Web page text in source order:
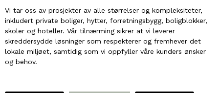
Vi tar oss av prosjekter av alle størrelser og kompleksiteter,
inkludert private boliger, hytter, forretningsbygg, boligblokker,
skoler og hoteller. Vår tilnærming sikrer at vi leverer
skreddersydde løsninger som respekterer og fremhever det
lokale miljøet, samtidig som vi oppfyller våre kunders ønsker
og behov.